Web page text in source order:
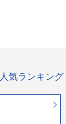
気ランキング